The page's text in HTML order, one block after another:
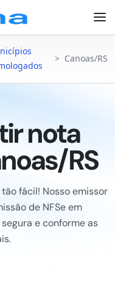
> Canoas/RS
nota
RS
fácil! Nosso emissor
de NFSe em
e conforme as